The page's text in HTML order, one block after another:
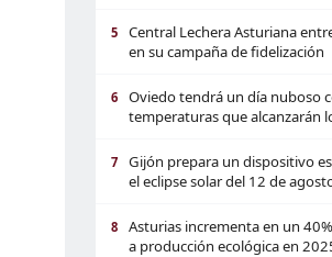
5
Central Lechera Asturiana
en su campaña de fidelización
6
Oviedo tendrá un día nuboso
temperaturas que alcanzarán
7
Gijón prepara un dispositivo
el eclipse solar del 12 de
8
Asturias incrementa en un
a producción ecológica en